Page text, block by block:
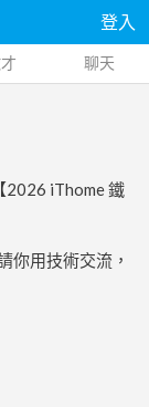
登入
聊天
2026 iThome 鐵
你用技術交流，